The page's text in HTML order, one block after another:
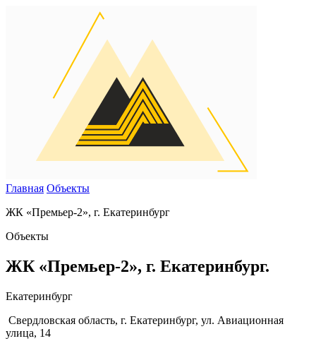
Главная Объекты
ЖК «Премьер-2», г. Екатеринбург
Объекты
ЖК «Премьер-2», г. Екатеринбург.
Екатеринбург
Свердловская область, г. Екатеринбург, ул. Авиационная
улица, 14